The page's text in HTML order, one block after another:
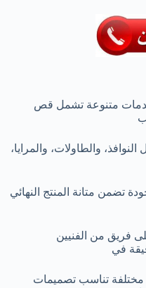
متنوعة تشمل قص
والطاولات، والمرايا،
تضمن متانة المنتج النهائي
فريق من الفنيين
في
مختلفة تناسب تصميمات